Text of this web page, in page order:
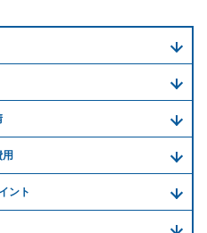
用
ント